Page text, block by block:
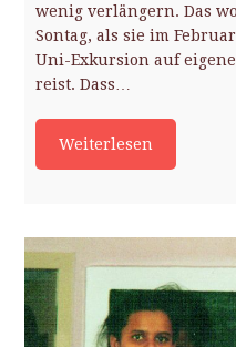
wenig verlängern. Das
Sontag, als sie im
Uni-Exkursion auf
reist. Dass…
Weiterlesen